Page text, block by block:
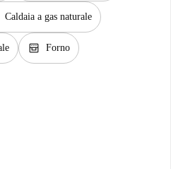
Caldaia a gas naturale
oven_gen Forno